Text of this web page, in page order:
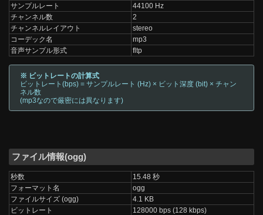
サンプルレート
44100 Hz
チャンネル数
2
チャンネルレイアウト
stereo
コーデック名
mp3
音声サンプル形式
fltp
※ ビットレートの計算式
ビットレート(bps) = サンプルレート (Hz) × ビット深度 (bit) × チャン
ネル数
(mp3なので厳密には異なります)
ファイル情報(ogg)
秒数
15.48 秒
フォーマット名
ogg
ファイルサイズ (ogg)
4.1 KB
ビットレート
128000 bps (128 kbps)